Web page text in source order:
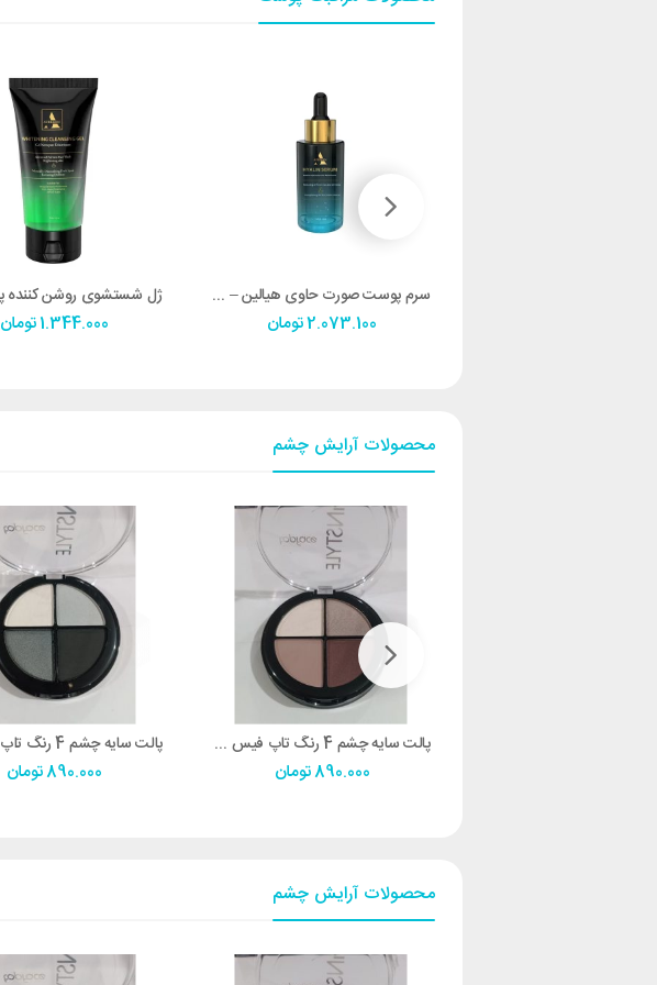
سرم پوست صورت حاوي هيالين – HYALIN SERUM اورلین
تومان2.073.100 تومان1.344.000
محصولات آرایش چشم
پالت سایه چشم 4 رنگ تاپ فیس شماره 12
تومان890.000 تومان890.000
محصولات آرایش چشم